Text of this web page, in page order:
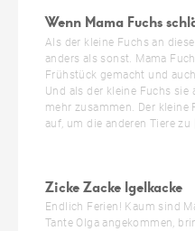
Wenn Mama Fuchs
Als der kleine Fuchs an
anders als sonst. Mama
Frühstück gemacht und
Und als der kleine Fuchs
mehr zusammen. Der
auf, um die anderen Tiere zu
Zicke Zacke Igelkacke
Endlich Ferien! Kaum sind
Tante Olga angekommen,